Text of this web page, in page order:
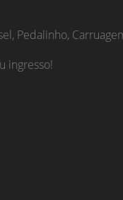
Pedalinho,
ingresso!